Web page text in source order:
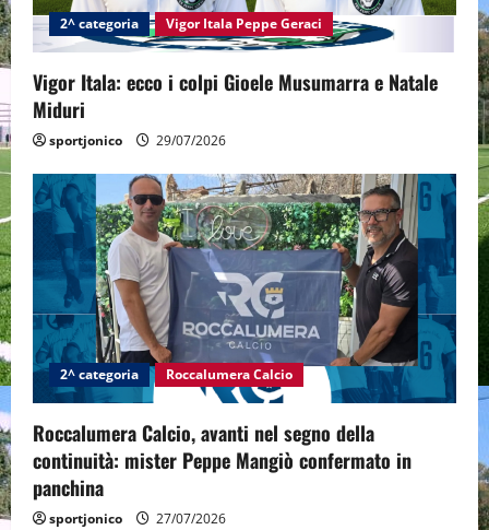
i
o
n
2^ categoria Vigor Itala Peppe Geraci
Vigor Itala: ecco i colpi Gioele Musumarra e Natale
Miduri
sportjonico 29/07/2026
2^ categoria Roccalumera Calcio
Roccalumera Calcio, avanti nel segno della
continuità: mister Peppe Mangiò confermato in
panchina
sportjonico 27/07/2026